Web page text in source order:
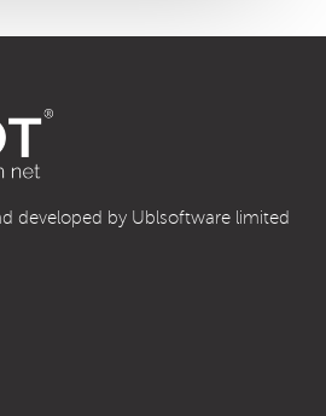
developed by Ublsoftware limited